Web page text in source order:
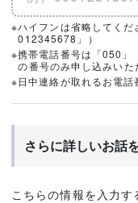
※ハイフンは省略してく
012345678」）
※携帯電話番号は「050」
の番号のみ申し込みいた
※日中連絡が取れるお電話
さらに詳しいお話
こちらの情報を入力